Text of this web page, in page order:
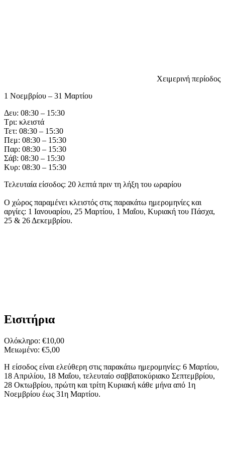
Χειμερινή περίοδος
1 Νοεμβρίου – 31 Μαρτίου
Δευ: 08:30 – 15:30
Τρι: κλειστά
Τετ: 08:30 – 15:30
Πεμ: 08:30 – 15:30
Παρ: 08:30 – 15:30
Σάβ: 08:30 – 15:30
Κυρ: 08:30 – 15:30
Τελευταία είσοδος: 20 λεπτά πριν τη λήξη του ωραρίου
Ο χώρος παραμένει κλειστός στις παρακάτω ημερομηνίες και
αργίες: 1 Ιανουαρίου, 25 Μαρτίου, 1 Μαΐου, Κυριακή του Πάσχα,
25 & 26 Δεκεμβρίου.
Εισιτήρια
Ολόκληρο: €10,00
Μειωμένο: €5,00
Η είσοδος είναι ελεύθερη στις παρακάτω ημερομηνίες: 6 Μαρτίου,
18 Απριλίου, 18 Μαΐου, τελευταίο σαββατοκύριακο Σεπτεμβρίου,
28 Οκτωβρίου, πρώτη και τρίτη Κυριακή κάθε μήνα από 1η
Νοεμβρίου έως 31η Μαρτίου.